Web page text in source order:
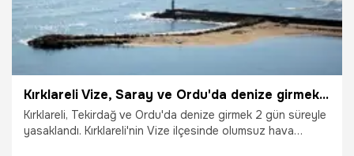
Kırklareli Vize, Saray ve Ordu'da denize girmek 2 gün süreyle yasaklandı
Kırklareli, Tekirdağ ve Ordu'da denize girmek 2 gün süreyle
yasaklandı. Kırklareli'nin Vize ilçesinde olumsuz hava